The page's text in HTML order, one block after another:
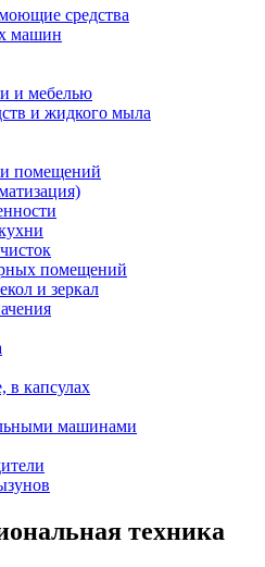
средства
машин
и мебелью
и жидкого мыла
помещений
помещений
и зеркал
в капсулах
машинами
техника